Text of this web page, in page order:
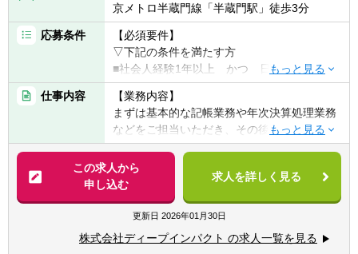
ます。
■必要に応じてメンター制を導入し、入社後
の不安などを解消していく体制を整えていま
す。
【担当クライアント】
具体的な担当は入社いただいた後に決定いた
しますが、当社のクライアントは個人から中
小企業、上場（準備）企業まで幅広いお付き
合いをさせていただいております。
【申告ソフト】
達人シリーズ
京メトロ半蔵門線「半蔵門駅」徒歩3分
応募条件
【必須要件】
▽下記の条件を満たす方
■社会人経験1年以上 かつ 日商簿記2級以
上取得
※第二新卒歓迎！
※業界未経験歓迎！
※公認会計士をめざしたい方歓迎！公認会計
士の勉強をしていた方も大歓迎！
【歓迎要件】
■簿記1級や税理士、公認会計士の資格取得を
めざして勉強している方
→税理士や公認会計士をめざして勉強中の方
仕事内容
【業務内容】
まずは基本的な記帳業務や年次決算処理業務
などをご担当いただき、その後、会計コンサ
ルティング業務にも徐々に関わっていただき
ます。
【ご入社後からの担当業務とキャリアイメー
ジ】
▽1.2年目
■記帳代行業務（月次記帳から年次決算処
この求人から
申し込む
求人を詳しく見る
更新日 2026年01月30日
株式会社ディープインパクト の求人一覧を見る